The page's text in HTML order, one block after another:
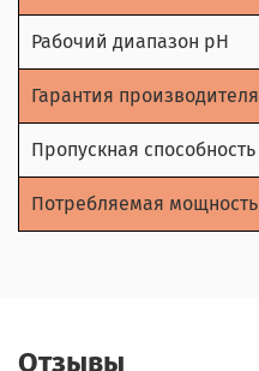
Рабочий диапазон pH
Гарантия производителя
Пропускная способность
Потребляемая мощность
Отзывы